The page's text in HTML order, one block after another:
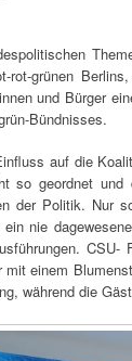
rot-grünen
und Bürger
Bündnisses.
auf die
so geordnet
der Politik. Nur
nie
einem
während die